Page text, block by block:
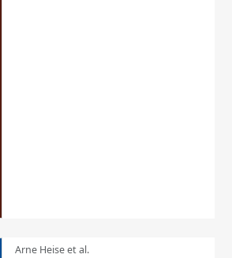
Arne Heise et al.